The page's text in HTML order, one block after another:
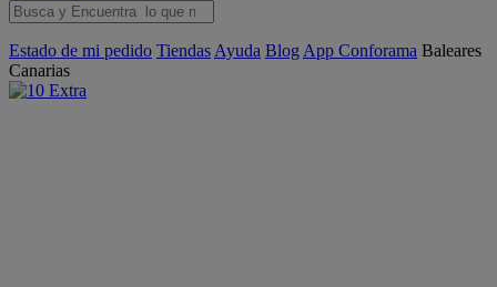
Estado de mi pedido Tiendas Ayuda Blog App Conforama Baleares
Canarias